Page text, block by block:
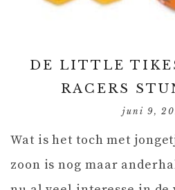
DE LITTLE
RACERS
juni 9,
Wat is het toch met
zoon is nog maar